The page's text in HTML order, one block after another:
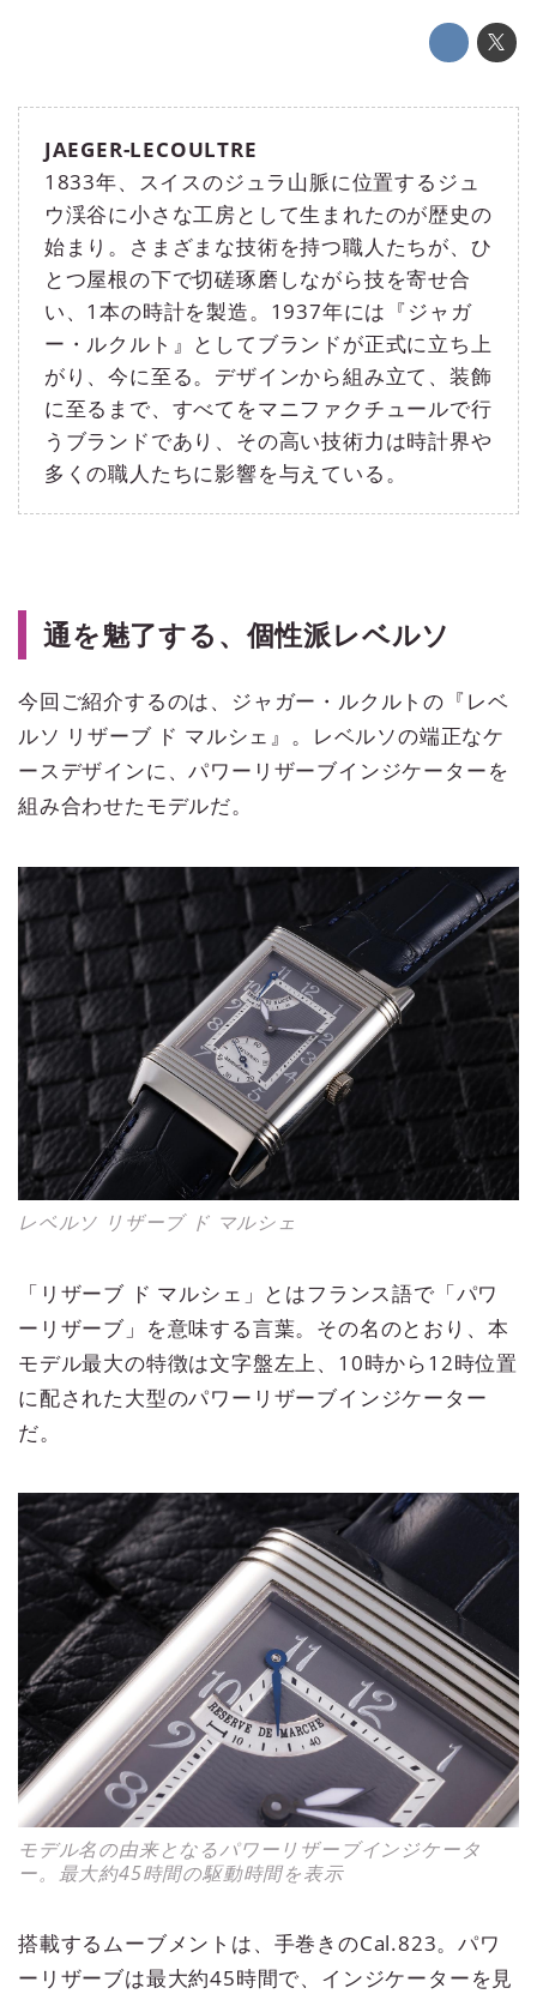
JAEGER-LECOULTRE
1833年、スイスのジュラ山脈に位置するジュ
ウ渓谷に小さな工房として生まれたのが歴史の
始まり。さまざまな技術を持つ職人たちが、ひ
とつ屋根の下で切磋琢磨しながら技を寄せ合
い、1本の時計を製造。1937年には『ジャガ
ー・ルクルト』としてブランドが正式に立ち上
がり、今に至る。デザインから組み立て、装飾
に至るまで、すべてをマニファクチュールで行
うブランドであり、その高い技術力は時計界や
多くの職人たちに影響を与えている。
通を魅了する、個性派レベルソ
今回ご紹介するのは、ジャガー・ルクルトの『レベ
ルソ リザーブ ド マルシェ』。レベルソの端正なケ
ースデザインに、パワーリザーブインジケーターを
組み合わせたモデルだ。
レベルソ リザーブ ド マルシェ
「リザーブ ド マルシェ」とはフランス語で「パワ
ーリザーブ」を意味する言葉。その名のとおり、本
モデル最大の特徴は文字盤左上、10時から12時位置
に配された大型のパワーリザーブインジケーター
だ。
モデル名の由来となるパワーリザーブインジケータ
ー。最大約45時間の駆動時間を表示
搭載するムーブメントは、手巻きのCal.823。パワ
ーリザーブは最大約45時間で、インジケーターを見